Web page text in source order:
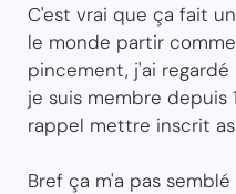
C'est vrai que ça fait
le monde partir
pincement, j'ai
je suis membre depuis
rappel mettre inscrit
Bref ça m'a pas